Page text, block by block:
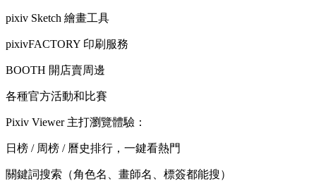
pixiv Sketch 繪畫工具
pixivFACTORY 印刷服務
BOOTH 開店賣周邊
各種官方活動和比賽
Pixiv Viewer 主打瀏覽體驗：
日榜 / 周榜 / 曆史排行，一鍵看熱門
關鍵詞搜索（角色名、畫師名、標簽都能搜）